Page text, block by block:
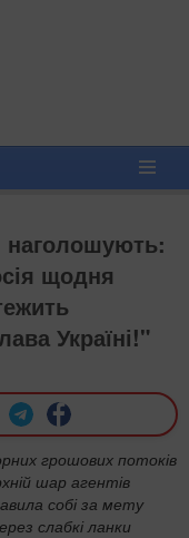
наголошують:
щодня
Україні!"
грошових потоків
шар агентів
собі за мету
слабкі ланки